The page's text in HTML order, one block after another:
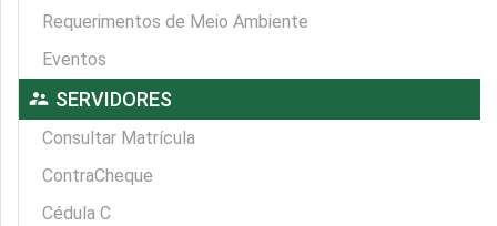
Requerimentos de Meio Ambiente
Eventos
supervisor_account SERVIDORES
Consultar Matrícula
ContraCheque
Cédula C